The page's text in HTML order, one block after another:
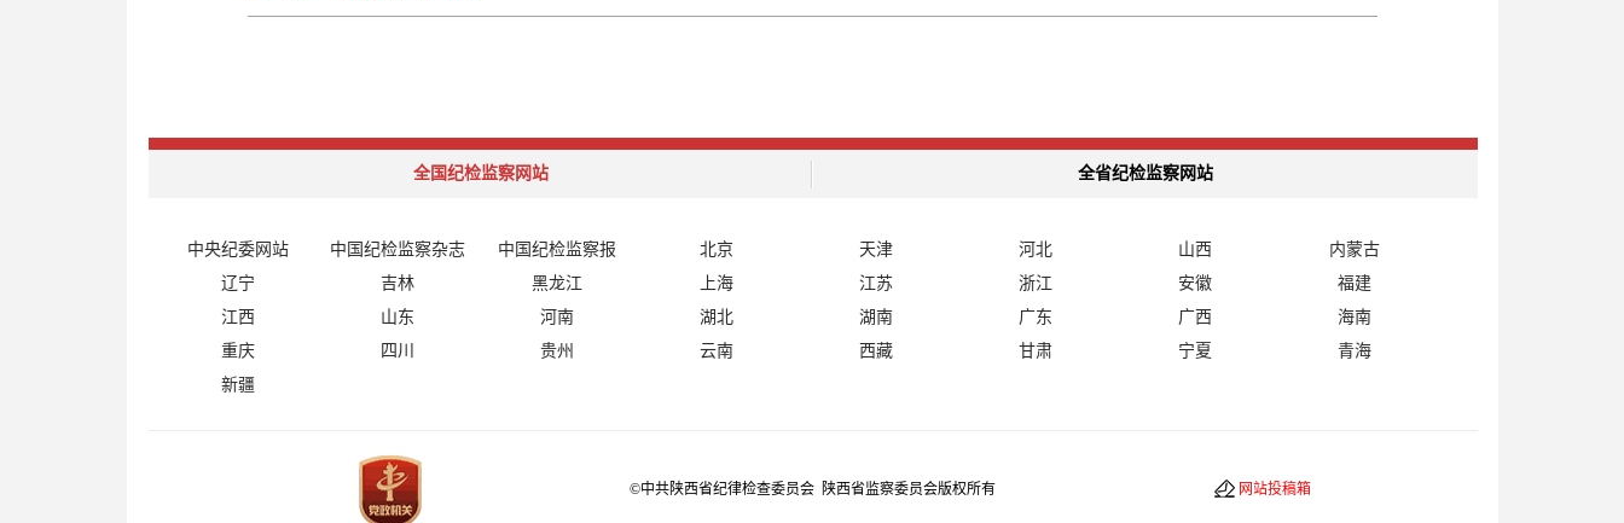
全国纪检监察网站 全省纪检监察网站
中央纪委网站 中国纪检监察杂志 中国纪检监察报 北京 天津 河北 山西
内蒙古
辽宁
吉林 黑龙江 上海 江苏 浙江 安徽
福建
江西
山东 河南 湖北 湖南 广东 广西
海南
重庆
四川 贵州 云南 西藏 甘肃 宁夏
青海
新疆
©中共陕西省纪律检查委员会 陕西省监察委员会版权所有 网站投稿箱